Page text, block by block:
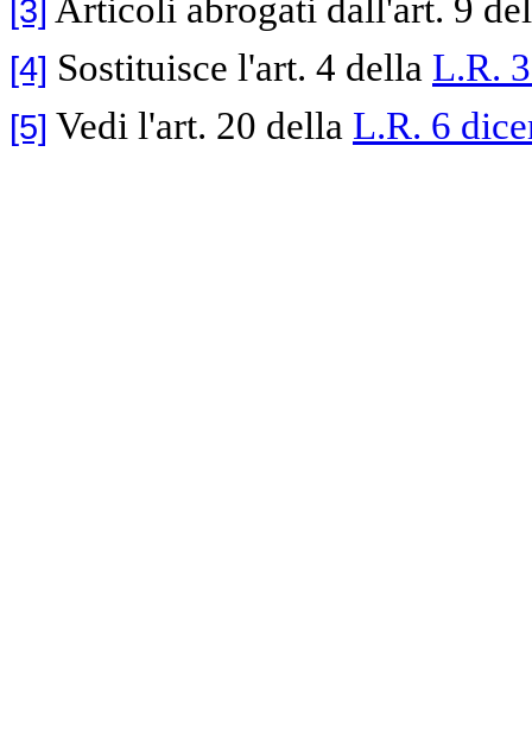
[3] Articoli abrogati dall'art. 9
[4] Sostituisce l'art. 4 della L.R.
[5] Vedi l'art. 20 della L.R. 6